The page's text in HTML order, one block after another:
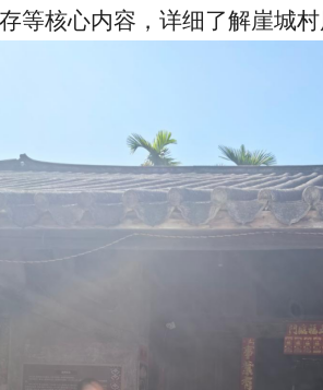
等核心内容，详细了解崖城